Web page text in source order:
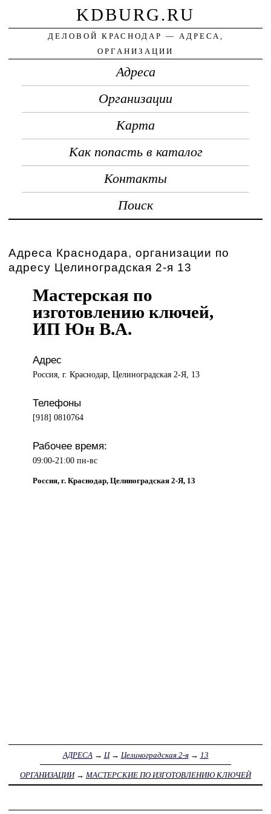
KDBURG.RU
ДЕЛОВОЙ КРАСНОДАР — АДРЕСА,
ОРГАНИЗАЦИИ
Адреса
Организации
Карта
Как попасть в каталог
Контакты
Поиск
Адреса Краснодара, организации по
адресу Целиноградская 2-я 13
Мастерская по
изготовлению ключей,
ИП Юн В.А.
Адрес
Россия, г. Краснодар, Целиноградская 2-Я, 13
Телефоны
[918] 0810764
Рабочее время:
09:00-21:00 пн-вс
Россия, г. Краснодар, Целиноградская 2-Я, 13
АДРЕСА → Ц→ Целиноградская 2-я→ 13
ОРГАНИЗАЦИИ→ МАСТЕРСКИЕ ПО ИЗГОТОВЛЕНИЮ КЛЮЧЕЙ